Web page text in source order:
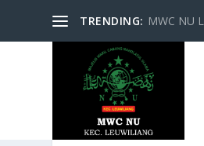
TRENDING: MWC NU